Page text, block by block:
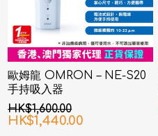
歐姆龍 OMRON – NE-S20
手持吸入器
HK$1,600.00
HK$1,440.00